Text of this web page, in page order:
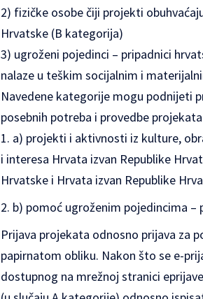
2) fizičke osobe čiji projekti
Hrvatske (B kategorija)
3) ugroženi pojedinci – pripadnici
nalaze u teškim socijalnim i
Navedene kategorije mogu podnijeti
posebnih potreba i provedbe
a) projekti i aktivnosti iz kulture,
i interesa Hrvata izvan Republike
Hrvatske i Hrvata izvan Republike
b) pomoć ugroženim pojedincima –
Prijava projekata odnosno prijava za
papirnatom obliku. Nakon što se e-
dostupnog na mrežnoj stranici